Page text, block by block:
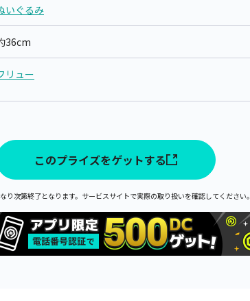
いぐるみ
36cm
リュー
このプライズをゲットする
り次第終了となります。サービスサイトで実際の取り扱いを確認してください。